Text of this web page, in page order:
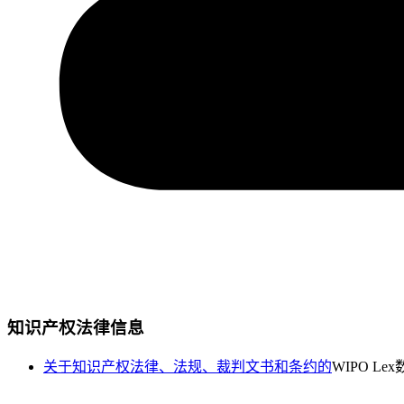
知识产权法律信息
关于知识产权法律、法规、裁判文书和条约的WIPO Lex